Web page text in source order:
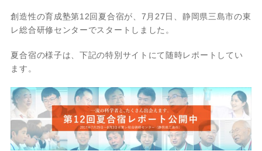
創造性の育成塾第12回夏合宿が、7月27日、静岡県三島市の東
レ総合研修センターでスタートしました。
夏合宿の様子は、下記の特別サイトにて随時レポートしてい
ます。